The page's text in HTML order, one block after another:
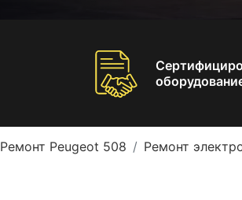
Ремонт Peugeot 508 Ремонт